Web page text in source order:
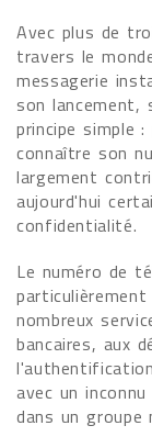
Avec plus de
travers le
messagerie
son lancement,
principe simple
connaître son
largement
aujourd'hui
confidentialité.
Le numéro de
nombreux
bancaires, aux
avec un
dans un